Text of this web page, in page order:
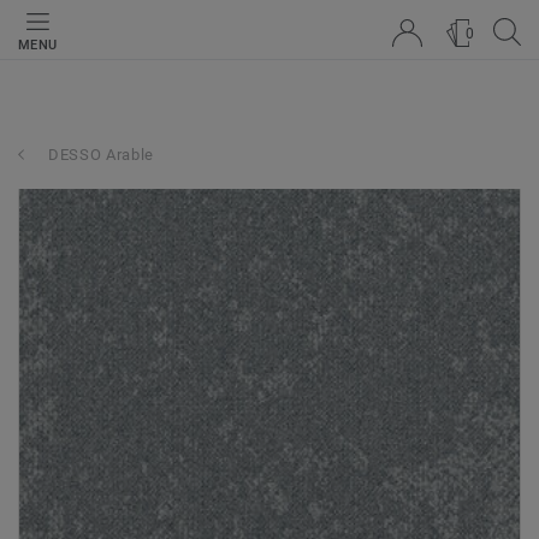
MENU
0
DESSO Arable